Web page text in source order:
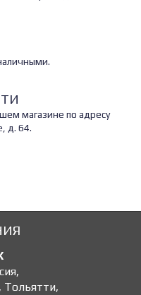
магазине по адресу
д. 64.
,
Тольятти,